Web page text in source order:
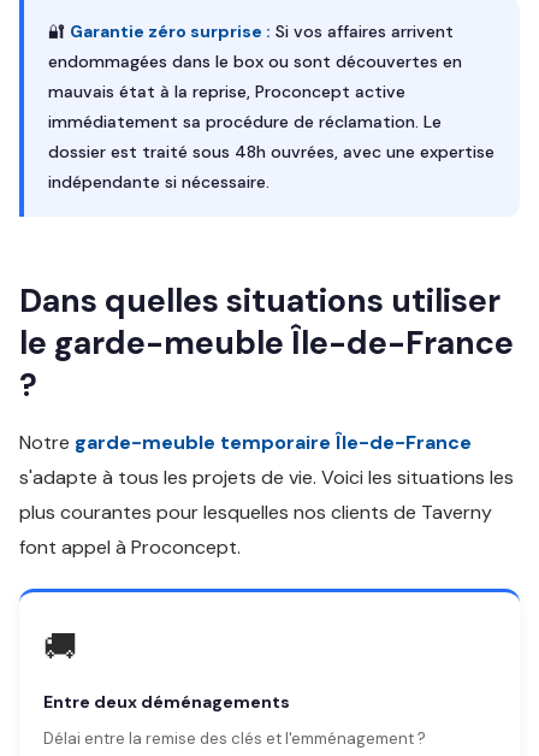
🔐 Garantie zéro surprise : Si vos affaires arrivent
endommagées dans le box ou sont découvertes en
mauvais état à la reprise, Proconcept active
immédiatement sa procédure de réclamation. Le
dossier est traité sous 48h ouvrées, avec une expertise
indépendante si nécessaire.
Dans quelles situations utiliser
le garde-meuble Île-de-France
?
Notre garde-meuble temporaire Île-de-France
s'adapte à tous les projets de vie. Voici les situations les
plus courantes pour lesquelles nos clients de Taverny
font appel à Proconcept.
🚚
Entre deux déménagements
Délai entre la remise des clés et l'emménagement ?